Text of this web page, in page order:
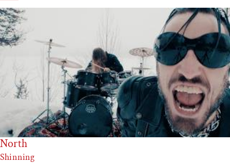
North
Shinning